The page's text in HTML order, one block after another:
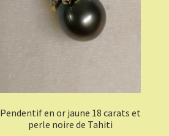
Pendentif en or jaune 18 carats et
perle noire de Tahiti